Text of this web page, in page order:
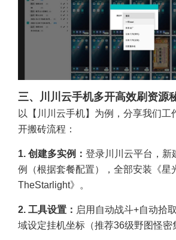
三、川川云手机多开高效刷资源
以【川川云手机】为例，分享我们工
开搬砖流程：
1. 创建多实例： 登录川川云平台，新
例（根据套餐配置），全部安装《星
TheStarlight》。
2. 工具设置： 启用自动战斗+自动拾
域设定挂机坐标（推荐36级野图怪密